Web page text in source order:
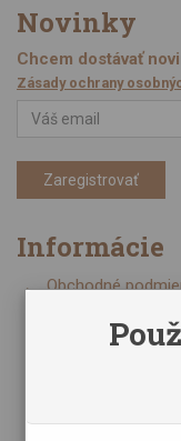
Novinky
Chcem dostávať
Zásady ochrany
Zaregistrovať
Informácie
Obchodné
Online kurzy
Poznáte nás z
Partnerské